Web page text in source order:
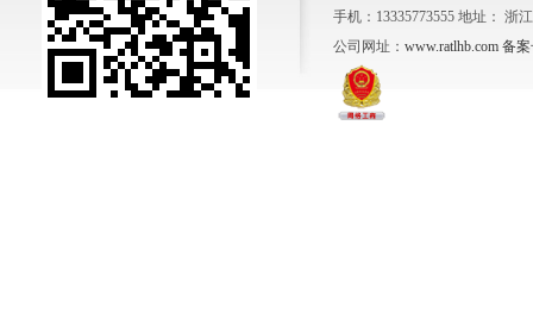
手机：13335773555 地址： 浙
公司网址： www.ratlhb.com 备案